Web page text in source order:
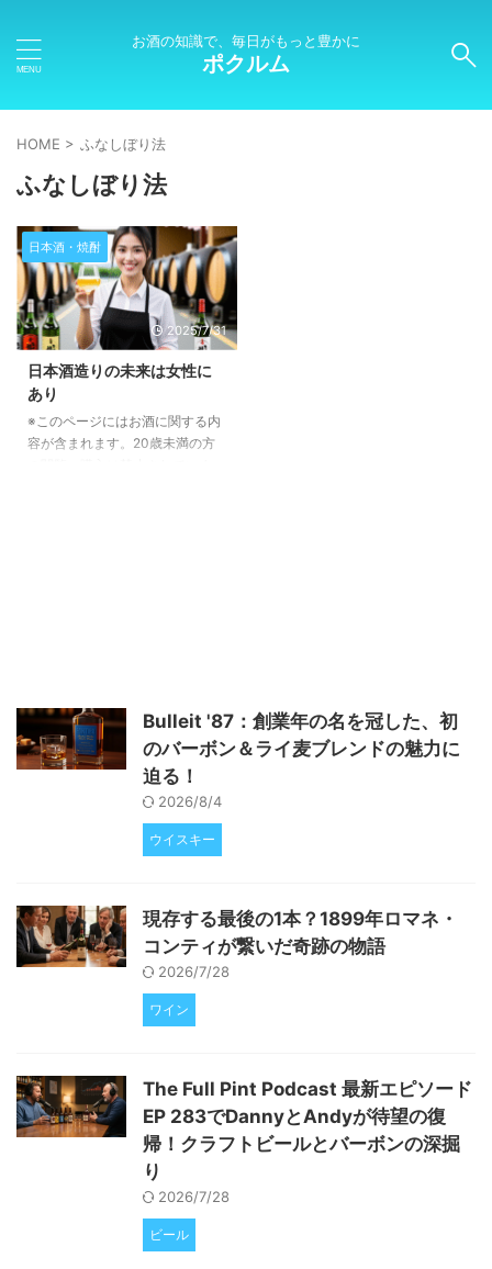
お酒の知識で、毎日がもっと豊かに
ポクルム
HOME > ふなしぼり法
ふなしぼり法
日本酒・焼酎
2025/7/31
日本酒造りの未来は女性に
あり
※このページにはお酒に関する内
容が含まれます。20歳未満の方
杜氏とは 杜氏とは、日本酒の醸
造責任者です。杜氏は、日本酒の
品質を決定する重要な役割を担っ
ています。杜氏になる ...
Bulleit '87：創業年の名を冠した、初
のバーボン＆ライ麦ブレンドの魅力に
迫る！
2026/8/4
ウイスキー
現存する最後の1本？1899年ロマネ・
コンティが繋いだ奇跡の物語
2026/7/28
ワイン
The Full Pint Podcast 最新エピソード
EP 283でDannyとAndyが待望の復
帰！クラフトビールとバーボンの深掘
り
2026/7/28
ビール